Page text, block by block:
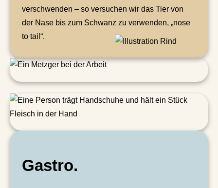
verschwenden – so versuchen wir das Tier von
der Nase bis zum Schwanz zu verwenden, „nose
to tail“.
Gastro.